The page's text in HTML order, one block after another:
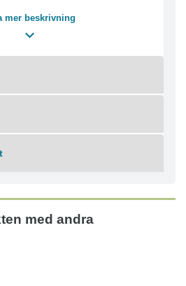
mer beskrivning
med andra